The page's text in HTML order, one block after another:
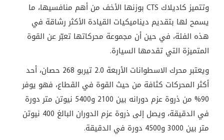
وتتميز كاديلاك CTS بوزنها الأخف من أهم منافسيها، ما
يسمح لها بتقديم ديناميكيات القيادة الأكثر رشاقة في
هذه الفئة، في حين أن مجموعة محركاتها تعبّر عن القوة
المتميزة التي تقدمها السيارة.
ويعتبر محرك الاسطوانات الأربعة 2.0 تيربو 268 حصان، أحد
أكثر المحركات كثافة من حيث القوة في القطاع، فهو يوفر
90% من ذروة عزم دورانه بين 2100 و5400 نيوتن متر دورة
في الدقيقة، ويصل إلى ذروة عزم الدوران البالغ 400 نيوتن
متر بين 3000 و4500 دورة في الدقيقة.